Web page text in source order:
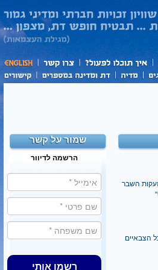
שמור על קשר
הרשמה לדיוור
רשמו אותי
השבר
הצבאיים